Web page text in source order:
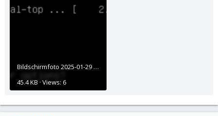
Bildschirmfoto 2025-01-29 um 16.54.24.png
45.4 KB · Views: 6